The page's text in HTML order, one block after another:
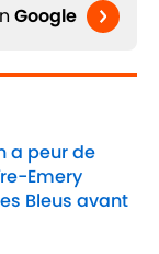
Google
a peur de
Emery
Bleus avant